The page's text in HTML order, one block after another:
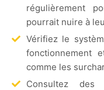
régulièrement
pourrait nuire à
Vérifiez le
fonctionnement
comme les
Consultez des